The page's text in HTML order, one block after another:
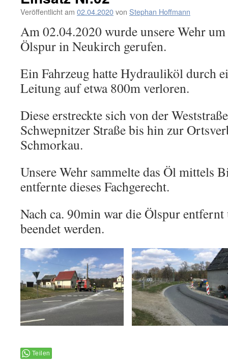
Veröffentlicht am 02.04.2020von Stephan Hoffmann
Am 02.04.2020 wurde unsere Wehr
Ölspur in Neukirch gerufen.
Ein Fahrzeug hatte Hydrauliköl durch
Leitung auf etwa 800m verloren.
Diese erstreckte sich von der
Schwepnitzer Straße bis hin zur
Schmorkau.
Unsere Wehr sammelte das Öl mittels
entfernte dieses Fachgerecht.
Nach ca. 90min war die Ölspur
beendet werden.
Teilen